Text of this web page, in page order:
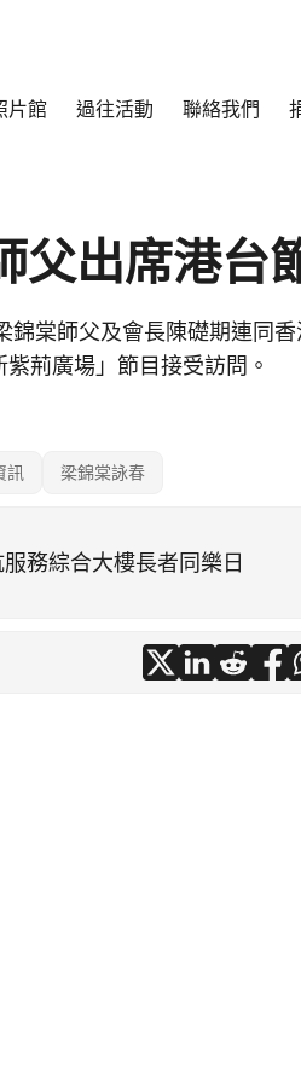
片館 過往活動 聯絡我們
父出席港台
錦棠師父及會長陳礎期連同
荊廣場」節目接受訪問。
訊 梁錦棠詠春
務綜合大樓長者同樂日